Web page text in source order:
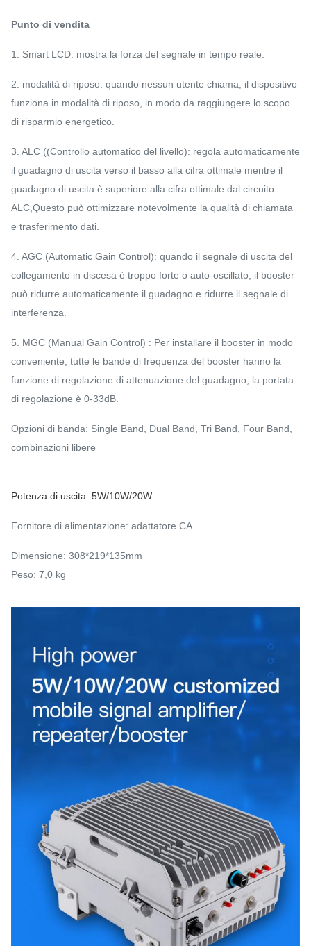
Punto di vendita
1. Smart LCD: mostra la forza del segnale in tempo reale.
2. modalità di riposo: quando nessun utente chiama, il dispositivo
funziona in modalità di riposo, in modo da raggiungere lo scopo
di risparmio energetico.
3. ALC ((Controllo automatico del livello): regola automaticamente
il guadagno di uscita verso il basso alla cifra ottimale mentre il
guadagno di uscita è superiore alla cifra ottimale dal circuito
ALC,Questo può ottimizzare notevolmente la qualità di chiamata
e trasferimento dati.
4. AGC (Automatic Gain Control): quando il segnale di uscita del
collegamento in discesa è troppo forte o auto-oscillato, il booster
può ridurre automaticamente il guadagno e ridurre il segnale di
interferenza.
5. MGC (Manual Gain Control) : Per installare il booster in modo
conveniente, tutte le bande di frequenza del booster hanno la
funzione di regolazione di attenuazione del guadagno, la portata
di regolazione è 0-33dB.
Opzioni di banda: Single Band, Dual Band, Tri Band, Four Band,
combinazioni libere
Potenza di uscita: 5W/10W/20W
Fornitore di alimentazione: adattatore CA
Dimensione: 308*219*135mm
Peso: 7,0 kg